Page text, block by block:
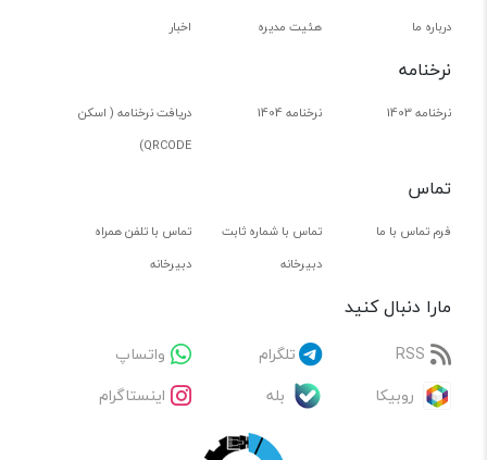
درباره ما هئیت مدیره اخبار
نرخنامه
نرخنامه 1403 نرخنامه 1404
دریافت نرخنامه ( اسکن
QRCODE)
تماس
فرم تماس با ما
تماس با شماره ثابت
دبیرخانه
تماس با تلفن همراه
دبیرخانه
مارا دنبال کنید
RSS تلگرام
واتساپ
روبیکا
بله اینستاگرام